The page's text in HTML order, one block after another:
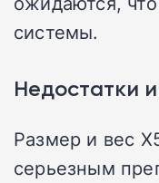
системы.
Недостатки
Размер и вес
серьезным